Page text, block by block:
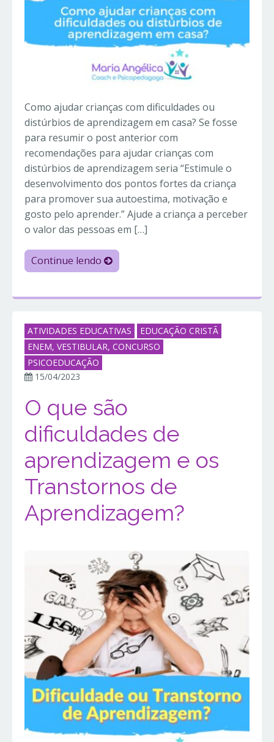
Como ajudar crianças com dificuldades ou
distúrbios de aprendizagem em casa? Se fosse
para resumir o post anterior com
recomendações para ajudar crianças com
distúrbios de aprendizagem seria “Estimule o
desenvolvimento dos pontos fortes da criança
para promover sua autoestima, motivação e
gosto pelo aprender.” Ajude a criança a perceber
o valor das pessoas em […]
Continue lendo
ATIVIDADES EDUCATIVAS
EDUCAÇÃO CRISTÃ
ENEM, VESTIBULAR, CONCURSO
PSICOEDUCAÇÃO
15/04/2023
O que são
dificuldades de
aprendizagem e os
Transtornos de
Aprendizagem?